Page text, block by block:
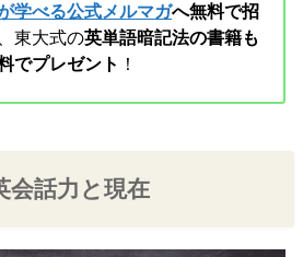
学べる公式メルマガへ無料で招
東大式の英単語暗記法の書籍も
でプレゼント ！
会話力と現在